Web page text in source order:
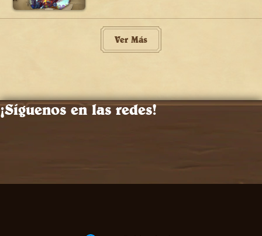
Ver Más
¡Síguenos en las redes!